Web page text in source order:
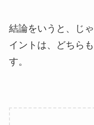
結論をいうと、じ
イントは、どちらも
す。